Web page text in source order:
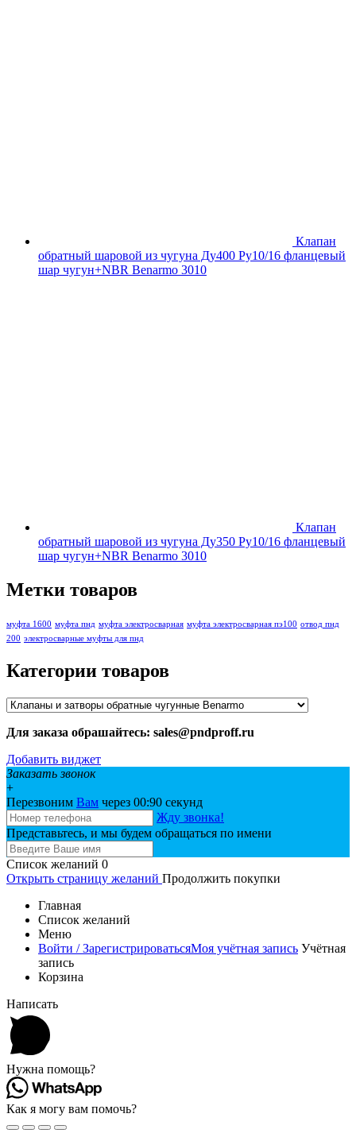
Клапан
обратный шаровой из чугуна Ду400 Ру10/16 фланцевый
шар чугун+NBR Benarmo 3010
Клапан
обратный шаровой из чугуна Ду350 Ру10/16 фланцевый
шар чугун+NBR Benarmo 3010
Метки товаров
муфта 1600 муфта пнд муфта электросварная муфта электросварная пэ100 отвод пнд
200 электросварные муфты для пнд
Категории товаров
Для заказа обрашайтесь: sales@pndproff.ru
Добавить виджет
Заказать звонок
+
Перезвоним Вам через 00:90 секунд
Жду звонка!
Представьтесь, и мы будем обращаться по имени
Список желаний 0
Открыть страницу желаний Продолжить покупки
Главная
Список желаний
Меню
Войти / ЗарегистрироватьсяМоя учётная запись Учётная
запись
Корзина
Написать
Нужна помощь?
Как я могу вам помочь?